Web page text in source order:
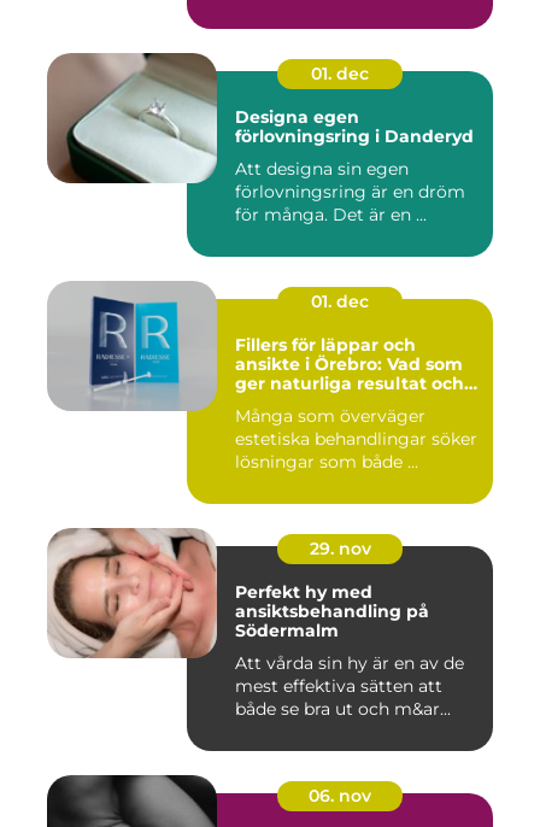
01. dec
Designa egen
förlovningsring i Danderyd
Att designa sin egen
förlovningsring är en dröm
för många. Det är en ...
01. dec
Fillers för läppar och
ansikte i Örebro: Vad som
ger naturliga resultat och
Många som överväger
estetiska behandlingar söker
lösningar som både ...
29. nov
Perfekt hy med
ansiktsbehandling på
Södermalm
Att vårda sin hy är en av de
mest effektiva sätten att
både se bra ut och m&ar...
06. nov